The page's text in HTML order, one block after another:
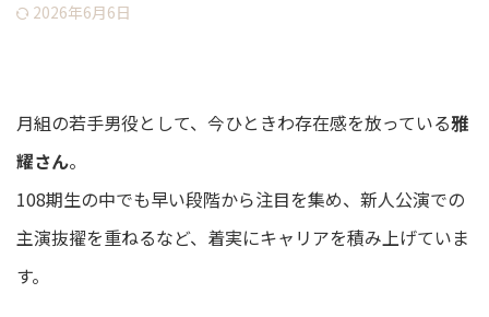
2026年6月6日
月組の若手男役として、今ひときわ存在感を放っている雅
耀さん。
108期生の中でも早い段階から注目を集め、新人公演での
主演抜擢を重ねるなど、着実にキャリアを積み上げていま
す。